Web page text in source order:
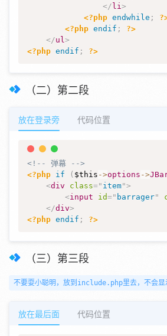
</ li >
<?php endwhile ;
<?php endif ;
?>
</ul >
<?php endif ; ?>
（二）第二段
放在登录旁 代码位置
<!-- 弹幕 -->
<?php if ( $this ->options ->
<div class=" item">
<input id=" barrager"
</div>
<?php endif ; ?>
（三）第三段
不要耍小聪明，放到include.php里去，不会显
放在最后面 代码位置